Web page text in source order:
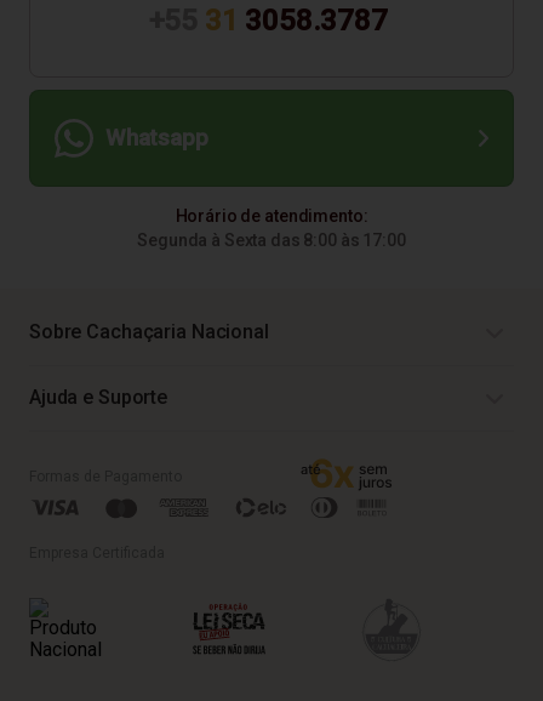
31 3058.3787
Whatsapp
Horário de atendimento:
Segunda à Sexta das 8:00 às 17:00
Sobre Cachaçaria Nacional
Ajuda e Suporte